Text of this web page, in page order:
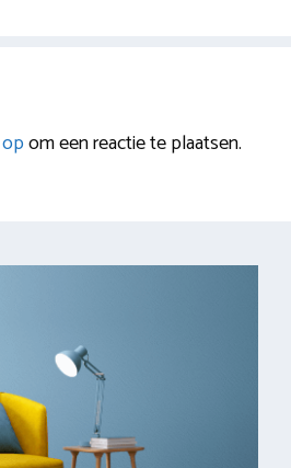
om een reactie te plaatsen.